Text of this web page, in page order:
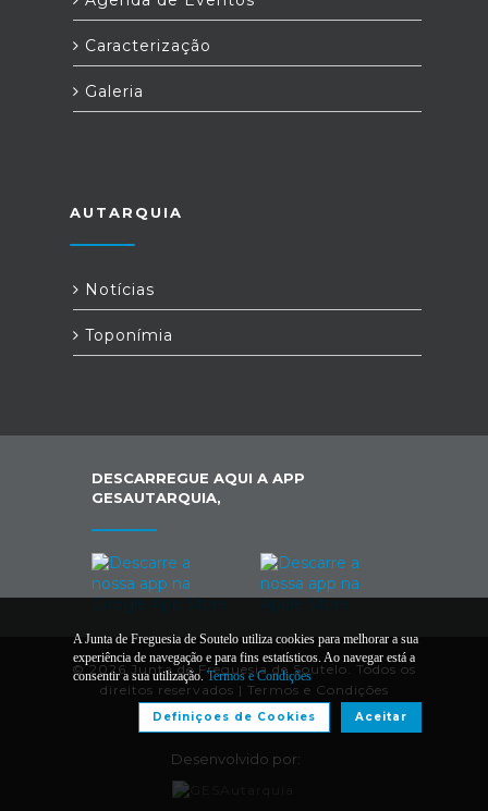
Caracterização
Galeria
AUTARQUIA
Notícias
Toponímia
DESCARREGUE AQUI A APP
GESAUTARQUIA,
© 2026 Junta de Freguesia de Soutelo. Todos os
direitos reservados | Termos e Condições
Desenvolvido por:
A Junta de Freguesia de Soutelo utiliza cookies para melhorar a sua
experiência de navegação e para fins estatísticos. Ao navegar está a
consentir a sua utilização. Termos e Condições
Aceitar
Definiçoes de Cookies